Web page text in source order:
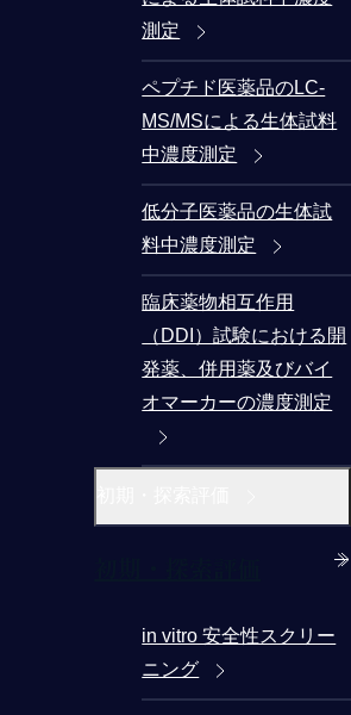
測定
ペプチド医薬品のLC-
MS/MSによる生体試料
中濃度測定
低分子医薬品の生体試
料中濃度測定
臨床薬物相互作用
（DDI）試験における開
発薬、併用薬及びバイ
オマーカーの濃度測定
in vitro 安全性スクリー
ニング